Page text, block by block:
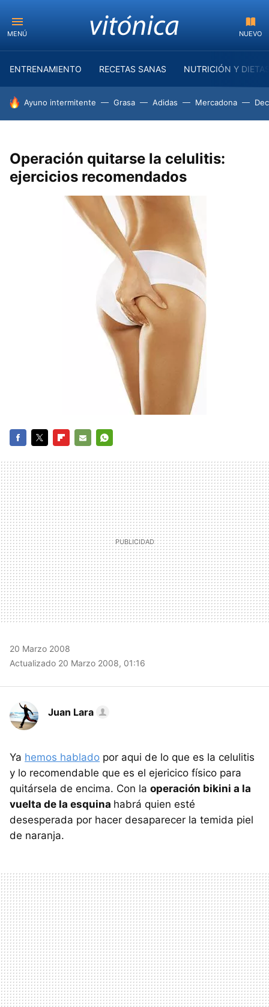
MENÚ NUEVO
ENTRENAMIENTO RECETAS SANAS NUTRICIÓN Y
HOY SE HABLA DE
Ayuno intermitente Grasa Adidas Mercadona
Operación quitarse la celulitis:
ejercicios recomendados
MAIL
20 Marzo 2008
Actualizado 20 Marzo 2008, 01:16
Juan Lara
Ya hemos hablado por aqui de lo que es la celulitis
y lo recomendable que es el ejericico físico para
quitársela de encima. Con la operación bikini a la
vuelta de la esquina habrá quien esté
desesperada por hacer desaparecer la temida piel
de naranja.